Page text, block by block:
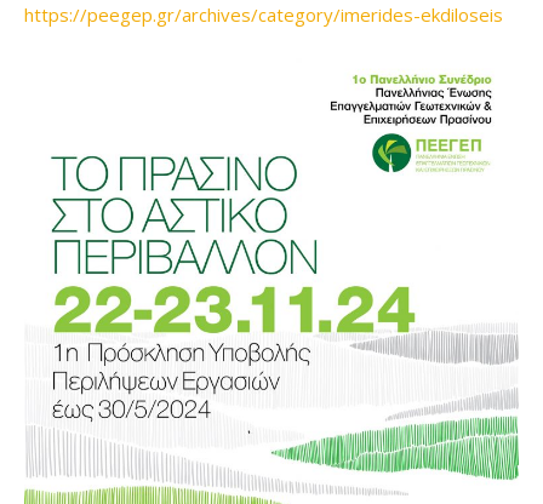
https://peegep.gr/archives/category/imerides-ekdiloseis